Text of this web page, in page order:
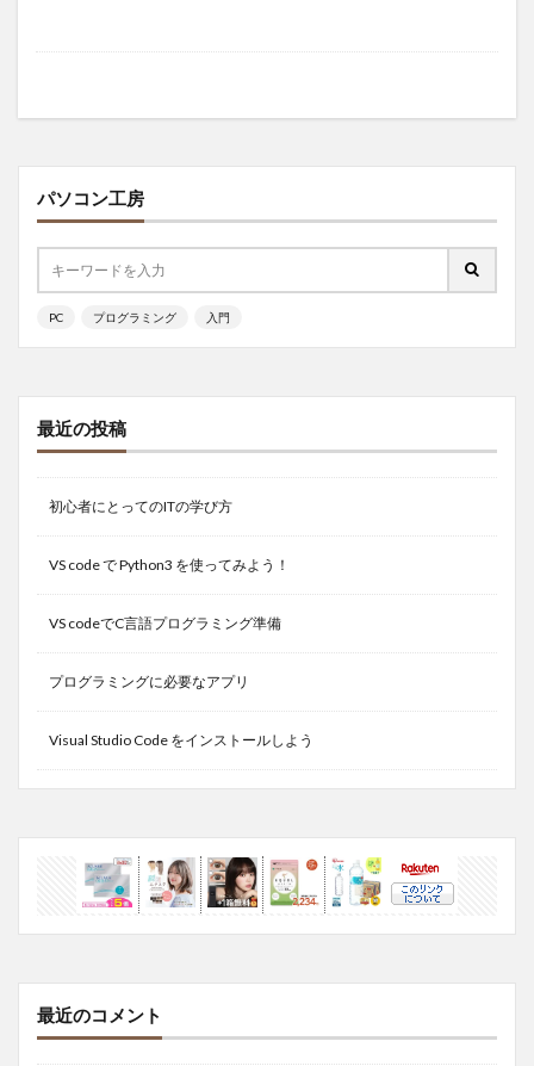
パソコン工房
PC プログラミング 入門
最近の投稿
初心者にとってのITの学び方
VS code で Python3 を使ってみよう！
VS codeでC言語プログラミング準備
プログラミングに必要なアプリ
Visual Studio Code をインストールしよう
最近のコメント